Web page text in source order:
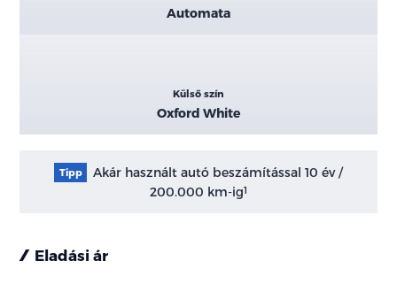
Automata
Külső szín
Oxford White
Tipp
Akár használt autó beszámítással 10 év /
200.000 km-ig1
Eladási ár